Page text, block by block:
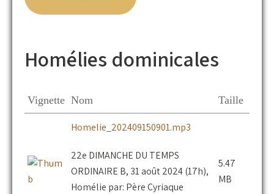
Homélies dominicales
Vignette Nom Taille
Homelie_202409150901.mp3
22e DIMANCHE DU TEMPS
ORDINAIRE B, 31 août 2024 (17h),
Homélie par: Père Cyriaque
5.47
MB